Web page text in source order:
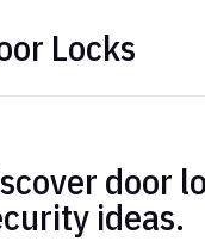
Locks
door
ideas.